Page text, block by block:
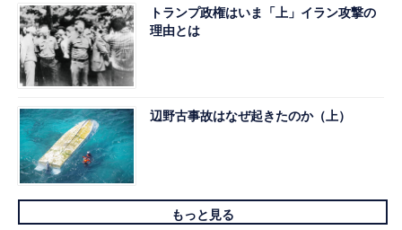
トランプ政権はいま「上」イラン攻撃の
理由とは
辺野古事故はなぜ起きたのか（上）
もっと見る